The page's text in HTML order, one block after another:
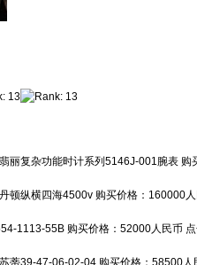
丽复杂功能时计系列5146J-001腕表 购
顿纵横四海4500v 购买价格： 160000
1113-55B 购买价格： 52000人民币
蒂39-47-06-02-04 购买价格： 58500人